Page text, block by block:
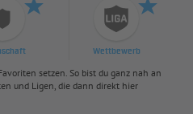
Wettbewerb
setzen. So bist du ganz nah an
und Ligen, die dann direkt hier